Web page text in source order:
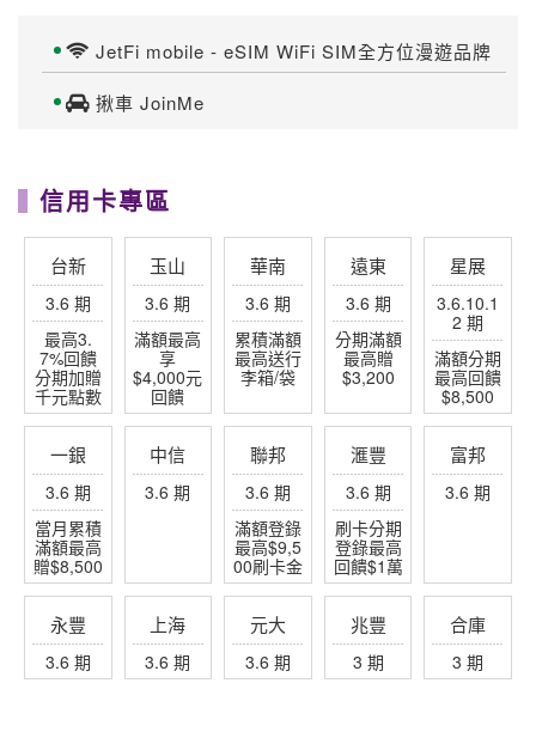
JetFi mobile - eSIM WiFi SIM全方位漫遊品牌
揪車 JoinMe
信用卡專區
台新
3.6 期
最高3.
7%回饋
分期加贈
千元點數
玉山
3.6 期
滿額最高
享
$4,000元
回饋
華南
3.6 期
累積滿額
最高送行
李箱/袋
遠東
3.6 期
分期滿額
最高贈
$3,200
星展
3.6.10.1
2 期
滿額分期
最高回饋
$8,500
一銀
3.6 期
當月累積
滿額最高
贈$8,500
中信
3.6 期
聯邦
3.6 期
滿額登錄
最高$9,5
00刷卡金
滙豐
3.6 期
刷卡分期
登錄最高
回饋$1萬
富邦
3.6 期
永豐
3.6 期
上海
3.6 期
元大
3.6 期
兆豐
3 期
合庫
3 期